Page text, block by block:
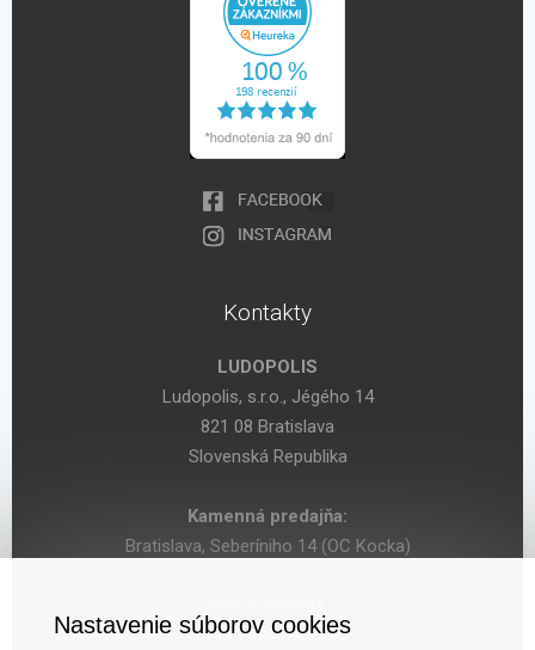
Kontakty
LUDOPOLIS
Ludopolis, s.r.o., Jégého 14
821 08 Bratislava
Slovenská Republika
Kamenná predajňa:
Bratislava, Seberíniho 14 (OC Kocka)
DIČ: 2024029755
Nastavenie súborov cookies